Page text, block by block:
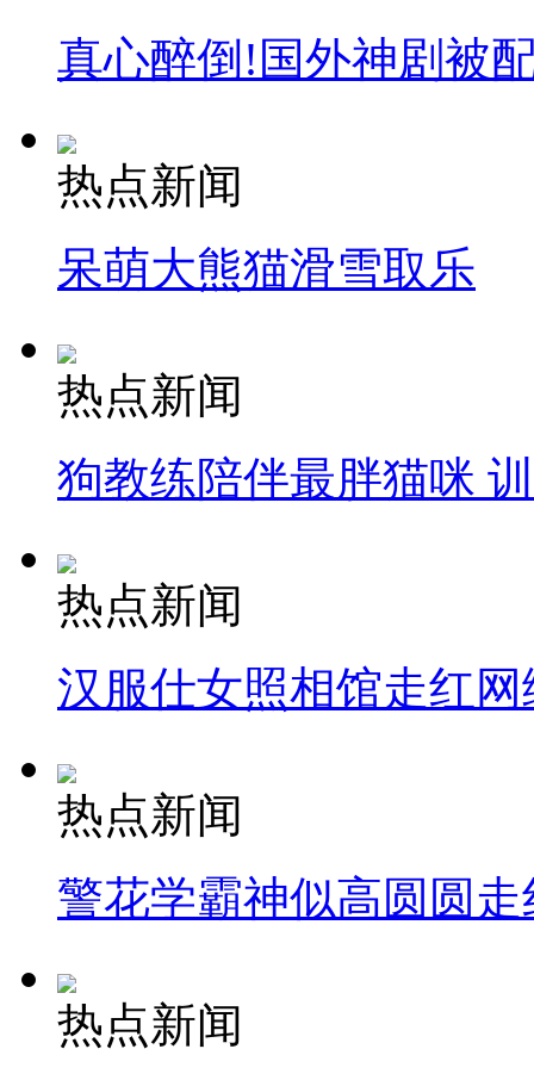
真心醉倒!国外神剧被
热点新闻
呆萌大熊猫滑雪取乐
热点新闻
狗教练陪伴最胖猫咪
热点新闻
汉服仕女照相馆走红网
热点新闻
警花学霸神似高圆圆走
热点新闻